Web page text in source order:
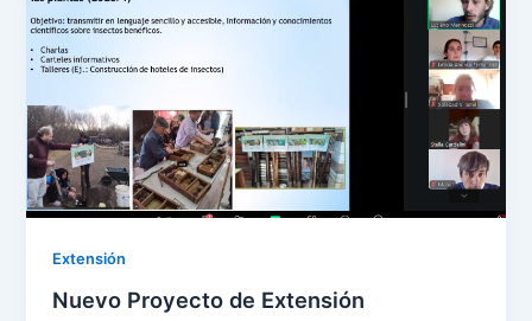
Extensión
Nuevo Proyecto de Extensión